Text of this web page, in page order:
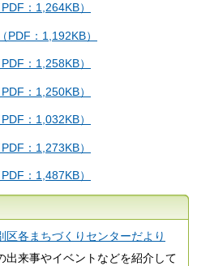
：1,264KB）
：1,192KB）
：1,258KB）
：1,250KB）
：1,032KB）
：1,273KB）
：1,487KB）
区各まちづくりセンターだより
出来事やイベントなどを紹介して